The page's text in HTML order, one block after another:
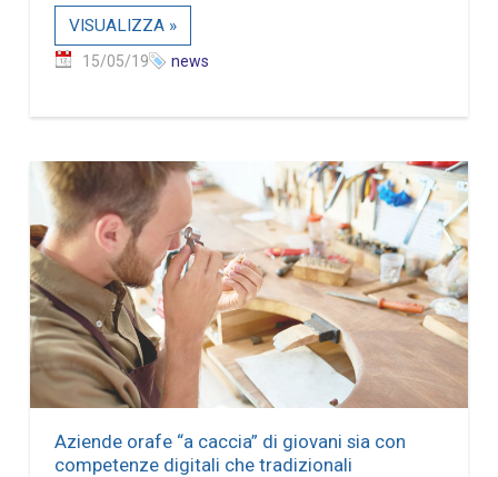
VISUALIZZA »
15/05/19 news
Aziende orafe “a caccia” di giovani sia con
competenze digitali che tradizionali